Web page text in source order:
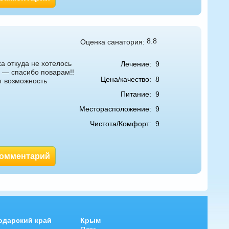
Оценка санатория: 8.8
откуда не хотелось
— спасибо поварам!!
возможность
Лечение: 9
Цена/качество: 8
Питание: 9
Месторасположение: 9
Чистота/Комфорт: 9
край
Крым